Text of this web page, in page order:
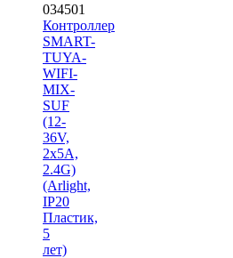
034501
Контроллер
SMART-
TUYA-
WIFI-
MIX-
SUF
(12-
36V,
2x5A,
2.4G)
(Arlight,
IP20
Пластик,
5
лет)